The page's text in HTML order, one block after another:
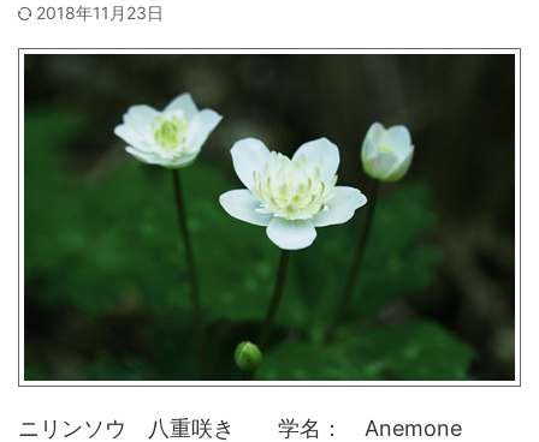
2018年11月23日
ニリンソウ 八重咲き 学名： Anemone